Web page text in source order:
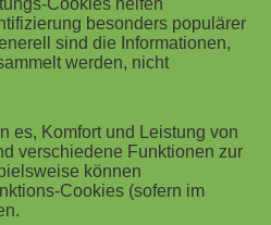
Partnerschaften
Cornerstone OnDemand
hat auf der Spark-
Cookies helfen
besonders populärer
sind die Informationen,
werden, nicht
es, Komfort und Leistung von
verschiedene Funktionen zur
können
Cookies (sofern im